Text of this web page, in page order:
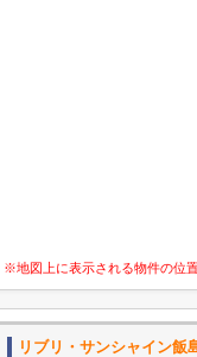
※地図上に表示される物件の位
リブリ・サンシャイン飯